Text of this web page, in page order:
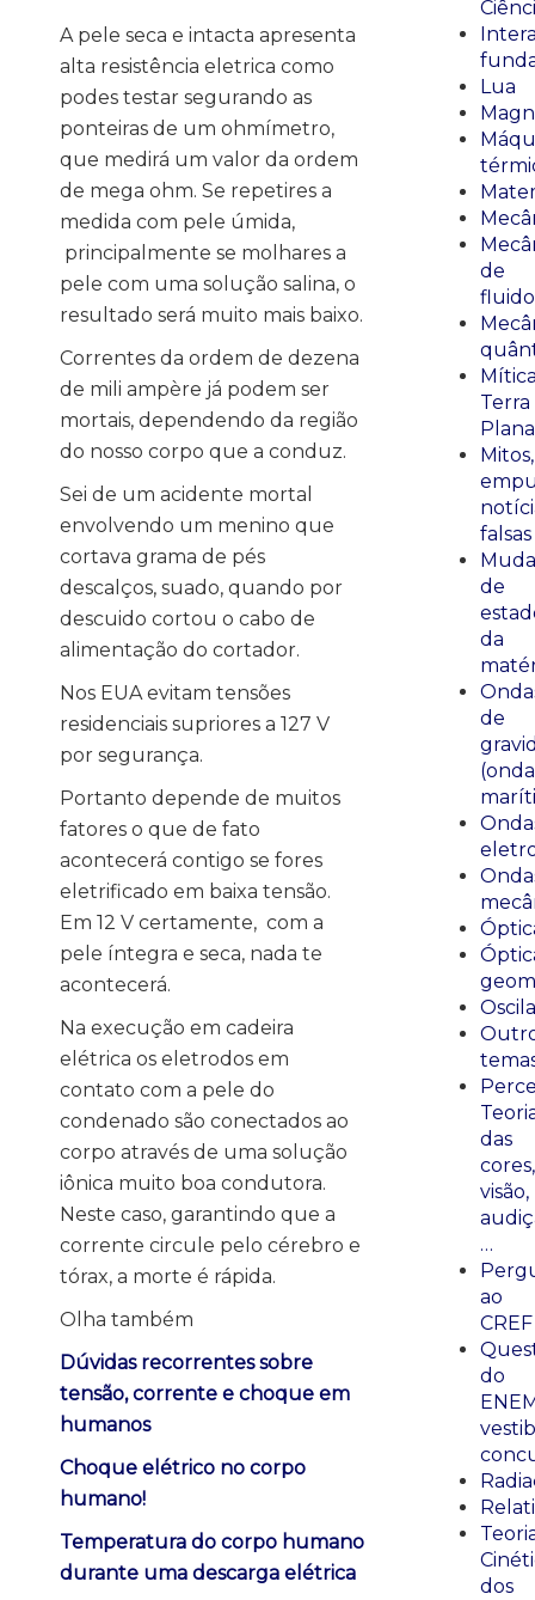
A pele seca e intacta apresenta
alta resistência eletrica como
podes testar segurando as
ponteiras de um ohmímetro,
que medirá um valor da ordem
de mega ohm. Se repetires a
medida com pele úmida,
principalmente se molhares a
pele com uma solução salina, o
resultado será muito mais baixo.
Correntes da ordem de dezena
de mili ampère já podem ser
mortais, dependendo da região
do nosso corpo que a conduz.
Sei de um acidente mortal
envolvendo um menino que
cortava grama de pés
descalços, suado, quando por
descuido cortou o cabo de
alimentação do cortador.
Nos EUA evitam tensões
residenciais supriores a 127 V
por segurança.
Portanto depende de muitos
fatores o que de fato
acontecerá contigo se fores
eletrificado em baixa tensão.
Em 12 V certamente, com a
pele íntegra e seca, nada te
acontecerá.
Na execução em cadeira
elétrica os eletrodos em
contato com a pele do
condenado são conectados ao
corpo através de uma solução
iônica muito boa condutora.
Neste caso, garantindo que a
corrente circule pelo cérebro e
tórax, a morte é rápida.
Olha também
Dúvidas recorrentes sobre
tensão, corrente e choque em
humanos
Choque elétrico no corpo
humano!
Temperatura do corpo humano
durante uma descarga elétrica
Lua
de
Terra
Plana
Mitos,
falsas
de
da
de
das
cores,
visão,
…
ao
CREF
do
dos